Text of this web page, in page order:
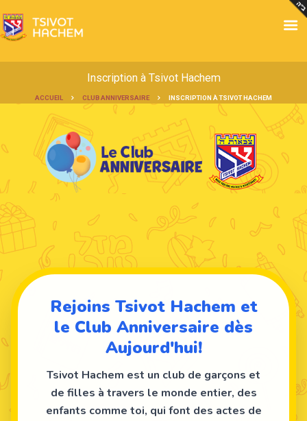
Inscription à Tsivot Hachem
ACCUEIL CLUB ANNIVERSAIRE INSCRIPTION À TSIVOT HACHEM